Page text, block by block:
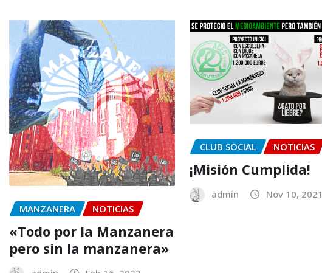
MANZANERA NOTICIAS
«Todo por la Manzanera
pero sin la manzanera»
CLUB SOCIAL NOTICIAS
¡Misión Cumplida!
admin Nov 10, 2021